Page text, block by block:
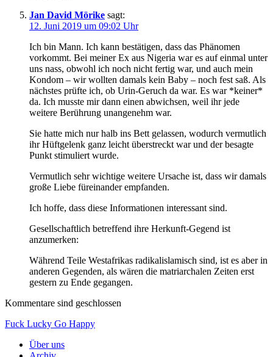
Jan David Mörike sagt:
12. Juni 2019 um 09:02 Uhr
Ich bin Mann. Ich kann bestätigen, dass das Phänomen
vorkommt. Bei meiner Ex aus Nigeria war es auf einmal unter
uns nass, obwohl ich noch nicht fertig war, und auch mein
Kondom – wir wollten damals kein Baby – noch fest saß. Als
nächstes prüfte ich, ob Urin-Geruch da war. Es war *keiner*
da. Ich musste mir dann einen abwichsen, weil ihr jede
weitere Berührung unangenehm war.
Sie hatte mich nur halb ins Bett gelassen, wodurch vermutlich
ihr Hüftgelenk ganz leicht überstreckt war und der besagte
Punkt stimuliert wurde.
Vermutlich sehr wichtige weitere Ursache ist, dass wir damals
große Liebe füreinander empfanden.
Ich hoffe, dass diese Informationen interessant sind.
Gesellschaftlich betreffend ihre Herkunft-Gegend ist
anzumerken:
Während Teile Westafrikas radikalislamisch sind, ist es aber in
anderen Gegenden, als wären die matriarchalen Zeiten erst
gestern zu Ende gegangen.
Kommentare sind geschlossen
Fuck Lucky Go Happy
Über uns